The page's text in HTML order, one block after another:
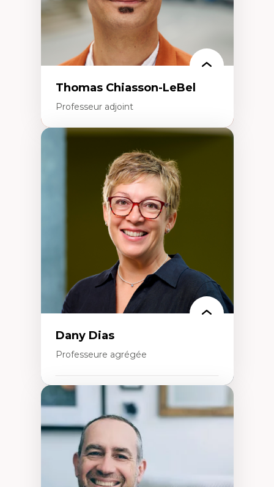
Thomas Chiasson-LeBel
Professeur adjoint
Théories du développement
Économie politique comparée
Élites économiques
Sociologie économique
Extractivisme
Classes sociales
Mouvements sociaux
Théories de l’État
Dany Dias
Professeure agrégée
Pédagogies critiques et justice sociale
Éthique relationnelle et sollicitude en
éducation
Décolonisation et autochtonisation de la
formation à l’enseignement
Littératie et didactique du français
Éducation inclusive
Formation à l’enseignement en contexte